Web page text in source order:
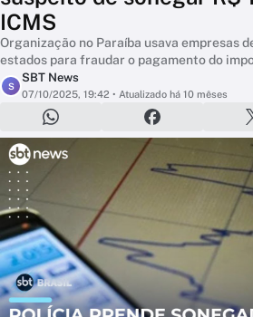
ICMS
Organização no Paraíba usava empresas
estados para fraudar o pagamento do
S
SBT News
07/10/2025, 19:42 • Atualizado há 10 mêses